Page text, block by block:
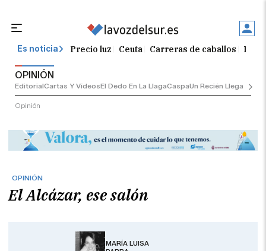
Es noticia Precio luz Ceuta Carreras de caballos El
OPINIÓN
EditorialCartas Y VídeosEl Dedo En La LlagaCaspaUn Recién Llegado
Opinión
OPINIÓN
El Alcázar, ese salón
MARÍA LUISA